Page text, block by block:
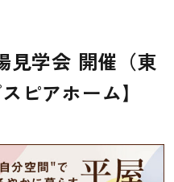
ーク
見学会 開催（東
ピアホーム】